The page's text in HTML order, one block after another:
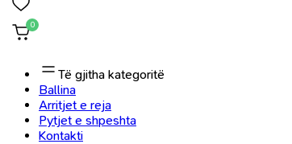
0
Të gjitha kategoritë
Ballina
Arritjet e reja
Pytjet e shpeshta
Kontakti